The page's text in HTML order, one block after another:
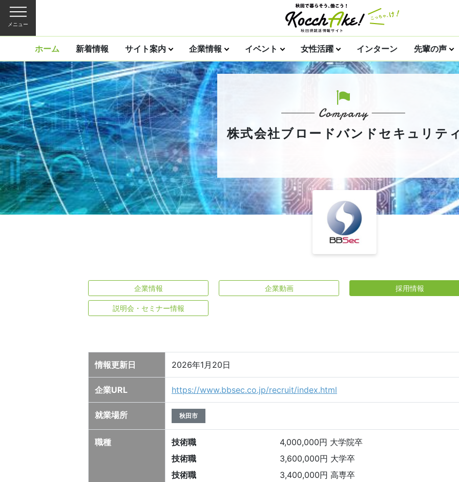
メニュー
ホーム 新着情報 サイト案内 企業情報 イベント 女性活躍 インターン 先輩の声
株式会社ブロードバンドセキュリティ
企業情報 企業動画 採用情報
説明会・セミナー情報
情報更新日 2026年1月20日
企業URL https://www.bbsec.co.jp/recruit/index.html
就業場所 秋田市
職種 技術職
4,000,000円 大学院卒
技術職
3,600,000円 大学卒
技術職
3,400,000円 高専卒